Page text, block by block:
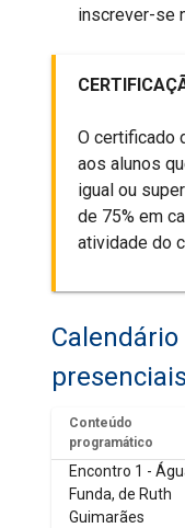
inscrever-se
O certificado
aos alunos
igual ou
de 75% em
atividade do
Conteúdo
programático
Encontro 1 -
Funda, de Ruth
Guimarães